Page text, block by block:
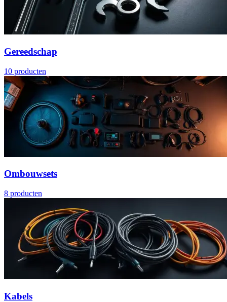
Gereedschap
10 producten
Ombouwsets
8 producten
Kabels